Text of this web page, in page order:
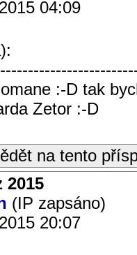
04:09
:-D tak
Zetor :-D
na tento
2015
(IP zapsáno)
20:07